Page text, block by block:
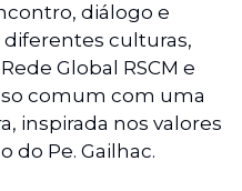
diálogo e
culturas,
Global RSCM e
comum com uma
inspirada nos valores
do Pe. Gailhac.